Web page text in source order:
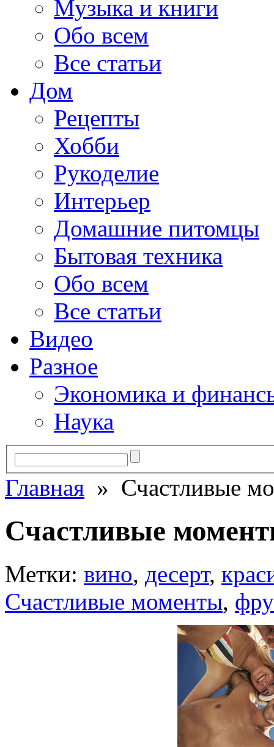
Музыка и книги
Обо всем
Все статьи
Дом
Рецепты
Хобби
Рукоделие
Интерьер
Домашние питомцы
Бытовая техника
Обо всем
Все статьи
Видео
Разное
Экономика и
Наука
Главная » Счастливые
Счастливые
Метки: вино, десерт,
Счастливые моменты,